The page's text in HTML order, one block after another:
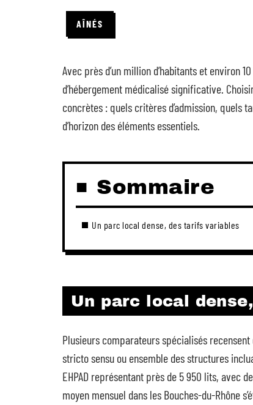
AÎNÉS
Avec près d’un million d’habitants et environ
d’hébergement médicalisé significative.
concrètes : quels critères d’admission, quels
d’horizon des éléments essentiels.
Sommaire
Un parc local dense, des tarifs variables
Un parc local
Plusieurs comparateurs spécialisés recensent
stricto sensu ou ensemble des structures
EHPAD représentant près de 5 950 lits, avec
moyen mensuel dans les Bouches-du-Rhône